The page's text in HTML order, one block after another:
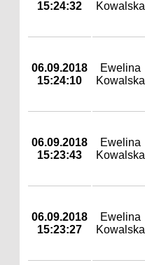
15:24:32
Kowalska
06.09.2018
15:24:10
Ewelina
Kowalska
06.09.2018
15:23:43
Ewelina
Kowalska
06.09.2018
15:23:27
Ewelina
Kowalska